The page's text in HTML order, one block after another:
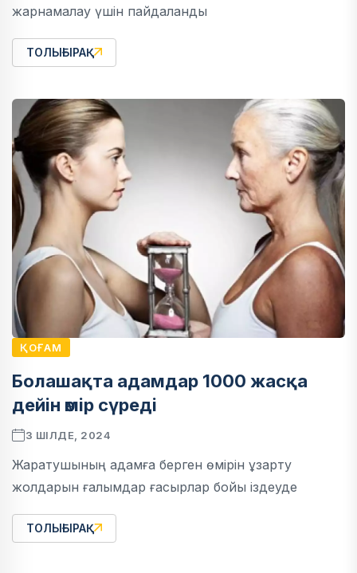
жарнамалау үшін пайдаланды
ТОЛЫҒЫРАҚ
ҚОҒАМ
Болашақта адамдар 1000 жасқа
дейін өмір сүреді
3 ШІЛДЕ, 2024
Жаратушының адамға берген өмірін ұзарту
жолдарын ғалымдар ғасырлар бойы іздеуде
ТОЛЫҒЫРАҚ